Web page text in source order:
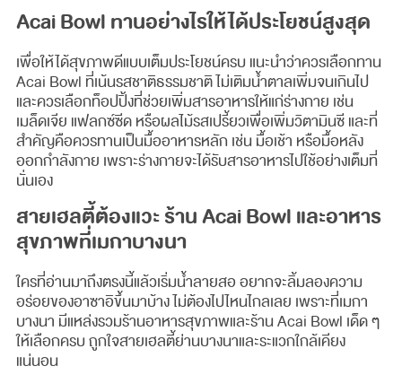
Acai Bowl ทานอย่างไรให้ได้ประโยชน์สูงสุด
เพื่อให้ได้สุขภาพดีแบบเต็มประโยชน์ครบ แนะนำว่าควรเลือกทาน
Acai Bowl ที่เน้นรสชาติธรรมชาติ ไม่เติมน้ำตาลเพิ่มจนเกินไป
และควรเลือกท็อปปิ้งที่ช่วยเพิ่มสารอาหารให้แก่ร่างกาย เช่น
เมล็ดเจีย แฟลกซ์ซีด หรือผลไม้รสเปรี้ยวเพื่อเพิ่มวิตามินซี และที่
สำคัญคือควรทานเป็นมื้ออาหารหลัก เช่น มื้อเช้า หรือมื้อหลัง
ออกกำลังกาย เพราะร่างกายจะได้รับสารอาหารไปใช้อย่างเต็มที่
นั่นเอง
สายเฮลตี้ต้องแวะ ร้าน Acai Bowl และอาหาร
สุขภาพที่เมกาบางนา
ใครที่อ่านมาถึงตรงนี้แล้วเริ่มน้ำลายสอ อยากจะลิ้มลองความ
อร่อยของอาซาอิขึ้นมาบ้าง ไม่ต้องไปไหนไกลเลย เพราะที่เมกา
บางนา มีแหล่งรวมร้านอาหารสุขภาพและร้าน Acai Bowl เด็ด ๆ
ให้เลือกครบ ถูกใจสายเฮลตี้ย่านบางนาและระแวกใกล้เคียง
แน่นอน